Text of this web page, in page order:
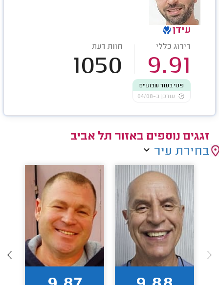
עידן
דירוג כללי
9.91
חוות דעת
1050
פנוי בעוד שבועיים
עודכן ב-04/08
זגגים נוספים באזור תל אביב
בחירת עיר